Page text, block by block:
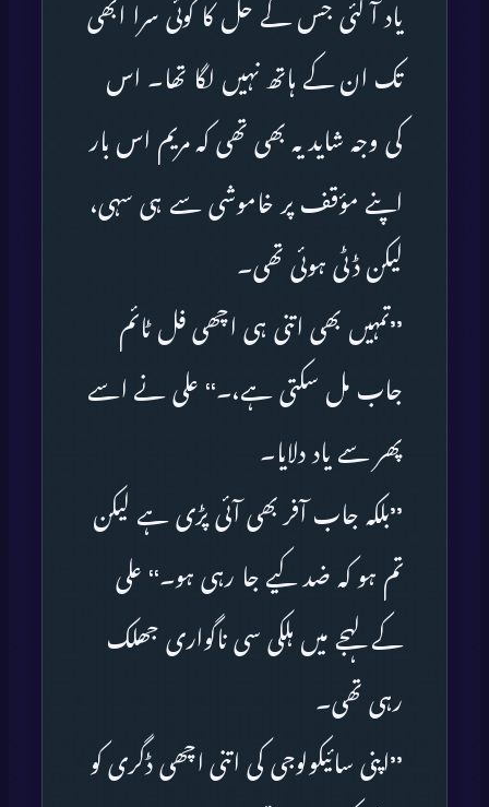
یاد آ گئی جس کے حل کا کوئی سرا ابھی
تک ان کے ہاتھ نہیں لگا تھا۔ اس
کی وجہ شاید یہ بھی تھی کہ مریم اس بار
اپنے مؤقف پر خاموشی سے ہی سہی،
لیکن ڈٹی ہوئی تھی۔
’’تمہیں بھی اتنی ہی اچھی فل ٹائم
جاب مل سکتی ہے،۔‘‘ علی نے اسے
پھر سے یاد دلایا۔
’’بلکہ جاب آفر بھی آئی پڑی ہے لیکن
تم ہو کہ ضد کیے جا رہی ہو۔‘‘ علی
کے لہجے میں ہلکی سی ناگواری جھلک
رہی تھی۔
’’اپنی سائیکولوجی کی اتنی اچھی ڈگری کو